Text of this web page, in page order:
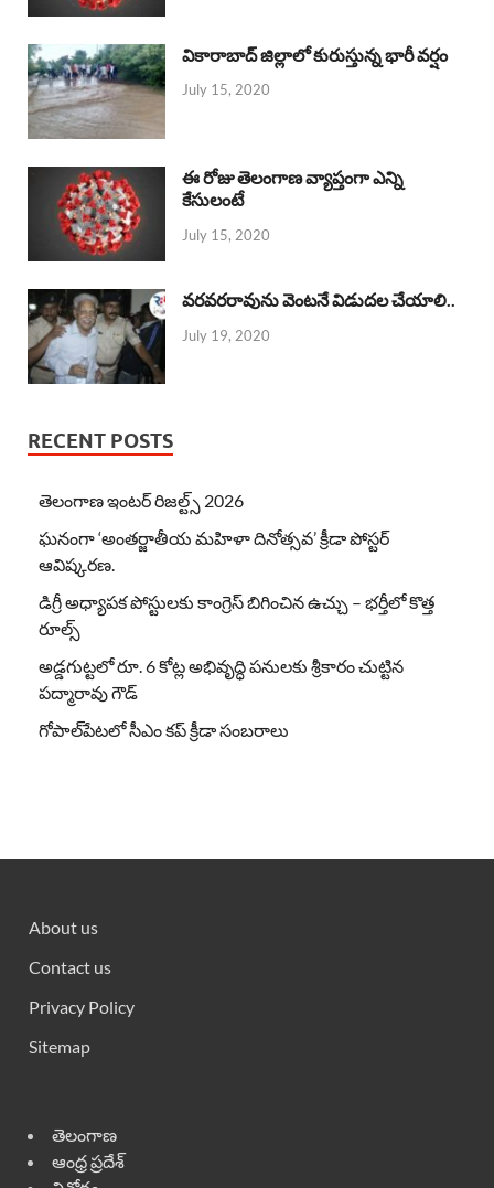
వికారాబాద్ జిల్లాలో కురుస్తున్న భారీ వర్షం
July 15, 2020
ఈ రోజు తెలంగాణ వ్యాప్తంగా ఎన్ని
కేసులంటే
July 15, 2020
వరవరరావును వెంటనే విడుదల చేయాలి..
July 19, 2020
RECENT POSTS
తెలంగాణ ఇంటర్ రిజల్ట్స్ 2026
ఘనంగా ‘అంతర్జాతీయ మహిళా దినోత్సవ’ క్రీడా పోస్టర్
ఆవిష్కరణ.
డిగ్రీ అధ్యాపక పోస్టులకు కాంగ్రెస్ బిగించిన ఉచ్చు – భర్తీలో కొత్త
రూల్స్
అడ్డగుట్టలో రూ. 6 కోట్ల అభివృద్ధి పనులకు శ్రీకారం చుట్టిన
పద్మారావు గౌడ్
గోపాల్‌పేటలో సీఎం కప్ క్రీడా సంబరాలు
About us
Contact us
Privacy Policy
Sitemap
తెలంగాణ
ఆంధ్ర ప్రదేశ్